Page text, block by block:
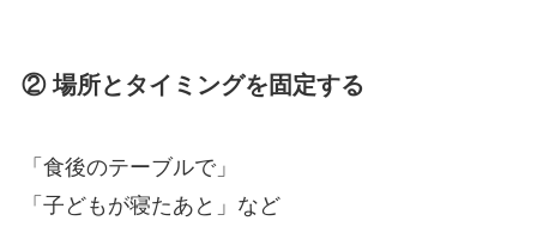
② 場所とタイミングを固定する
「食後のテーブルで」
「子どもが寝たあと」など